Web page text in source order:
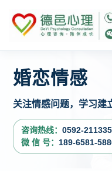
婚恋情感
关注情感问题，学习建
咨询热线： 0592-
微 信 号： 189-6581-